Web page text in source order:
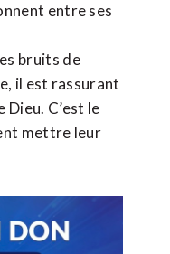
entre ses
bruits de
il est rassurant
C’est le
mettre leur